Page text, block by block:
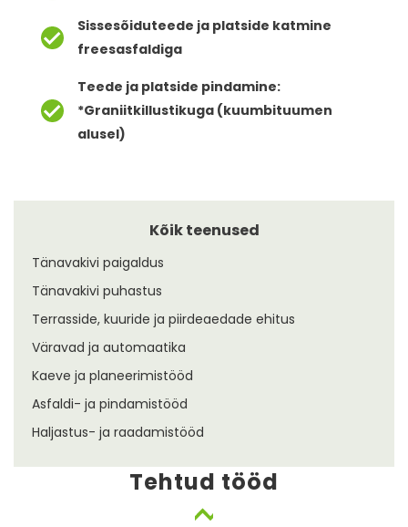
Sissesõiduteede ja platside katmine
freesasfaldiga
Teede ja platside pindamine:
*Graniitkillustikuga (kuumbituumen
alusel)
Kõik teenused
Tänavakivi paigaldus
Tänavakivi puhastus
Terrasside, kuuride ja piirdeaedade ehitus
Väravad ja automaatika
Kaeve ja planeerimistööd
Asfaldi- ja pindamistööd
Haljastus- ja raadamistööd
Tehtud tööd